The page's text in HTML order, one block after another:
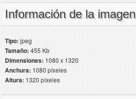
Información de la imagen
Tipo:jpeg
Tamaño:455 Kb
Dimensiones:1080 x 1320
Anchura:1080 píxeles
Altura:1320 píxeles